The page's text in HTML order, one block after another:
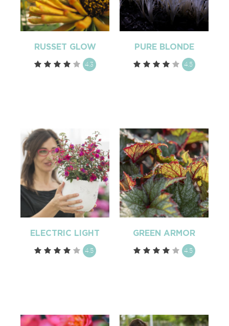
RUSSET GLOW
4.3
PURE BLONDE
4.5
ELECTRIC LIGHT
4.5
GREEN ARMOR
4.5